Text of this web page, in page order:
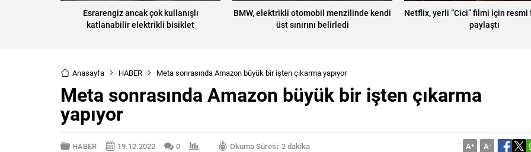
Esrarengiz ancak çok kullanışlı
katlanabilir elektrikli bisiklet
BMW, elektrikli otomobil menzilinde kendi
üst sınırını belirledi
Netflix, yerli “Cici” filmi için resmi
paylaştı
Anasayfa HABER Meta sonrasında Amazon büyük bir işten çıkarma yapıyor
Meta sonrasında Amazon büyük bir işten çıkarma
yapıyor
HABER 19.12.2022 0 Okuma Süresi: 2 dakika A+ A-